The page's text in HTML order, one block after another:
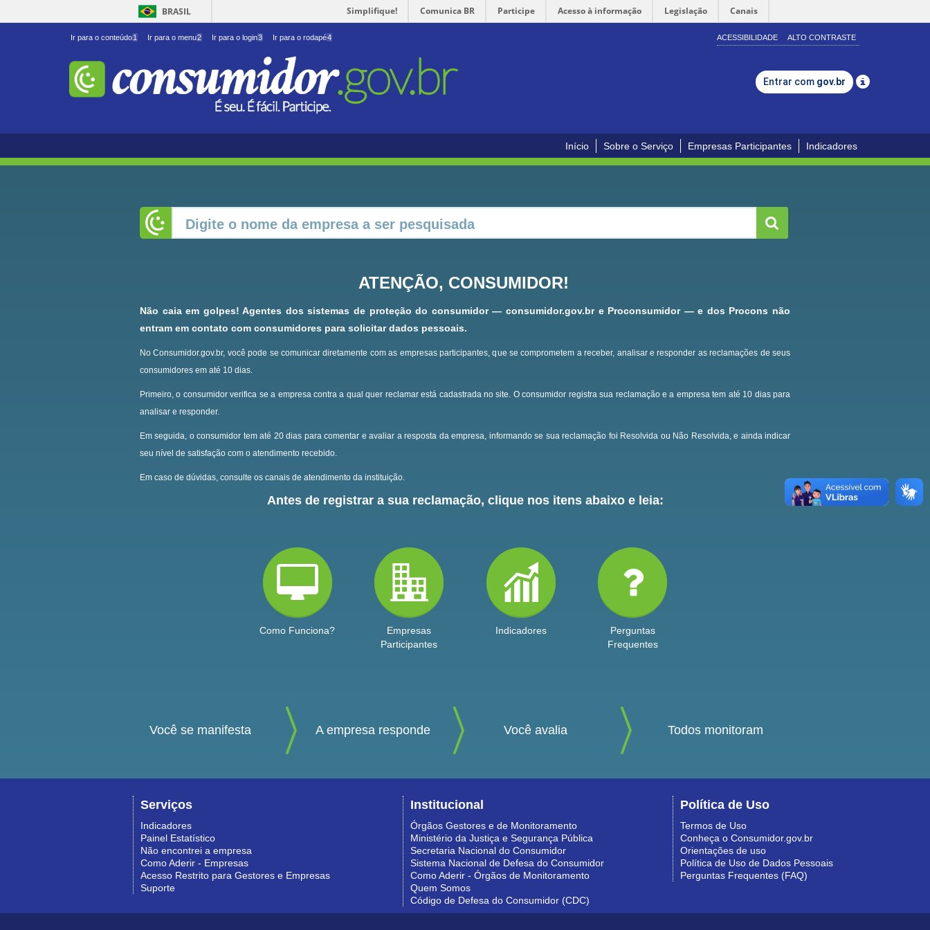
BRASIL Simplifique! Comunica BR Participe Acesso à informação Legislação Canais
Ir para o conteúdo1 Ir para o menu2 Ir para o login3 Ir para o rodapé4 ACESSIBILIDADE ALTO CONTRASTE
Entrar com gov.br
Início Sobre o Serviço Empresas Participantes Indicadores
ATENÇÃO, CONSUMIDOR!
Não caia em golpes! Agentes dos sistemas de proteção do consumidor — consumidor.gov.br e Proconsumidor — e dos Procons não
entram em contato com consumidores para solicitar dados pessoais.
No Consumidor.gov.br, você pode se comunicar diretamente com as empresas participantes, que se comprometem a receber, analisar e responder as reclamações de seus
consumidores em até 10 dias.
Primeiro, o consumidor verifica se a empresa contra a qual quer reclamar está cadastrada no site. O consumidor registra sua reclamação e a empresa tem até 10 dias para
analisar e responder.
Em seguida, o consumidor tem até 20 dias para comentar e avaliar a resposta da empresa, informando se sua reclamação foi Resolvida ou Não Resolvida, e ainda indicar
seu nível de satisfação com o atendimento recebido.
Em caso de dúvidas, consulte os canais de atendimento da instituição.
Antes de registrar a sua reclamação, clique nos itens abaixo e leia:
Como Funciona?
Empresas
Participantes
Indicadores
Perguntas
Frequentes
Você se manifesta A empresa responde Você avalia Todos monitoram
Serviços
Indicadores
Painel Estatístico
Não encontrei a empresa
Como Aderir - Empresas
Acesso Restrito para Gestores e Empresas
Suporte
Institucional
Órgãos Gestores e de Monitoramento
Ministério da Justiça e Segurança Pública
Secretaria Nacional do Consumidor
Sistema Nacional de Defesa do Consumidor
Como Aderir - Órgãos de Monitoramento
Quem Somos
Código de Defesa do Consumidor (CDC)
Política de Uso
Termos de Uso
Conheça o Consumidor.gov.br
Orientações de uso
Política de Uso de Dados Pessoais
Perguntas Frequentes (FAQ)